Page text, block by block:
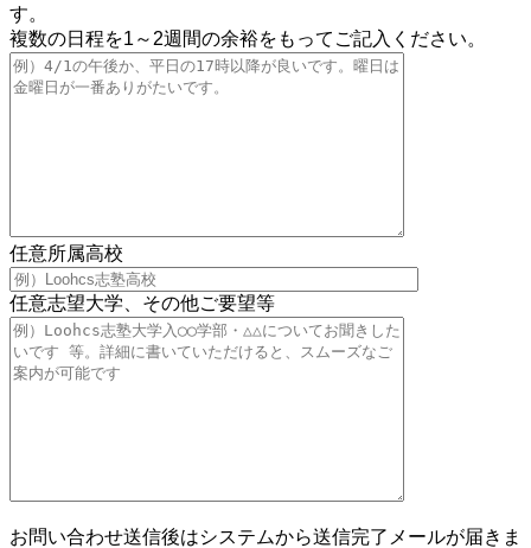
す。
複数の日程を1～2週間の余裕をもってご記入ください。
任意所属高校
任意志望大学、その他ご要望等
お問い合わせ送信後はシステムから送信完了メールが届きま